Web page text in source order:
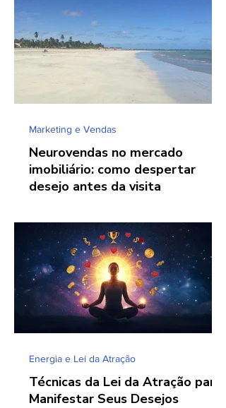
Neurovendas no mercado
imobiliário: como despertar
desejo antes da visita
Marketing e Vendas
Técnicas da Lei da Atração para
Manifestar Seus Desejos
Energia e Lei da Atração